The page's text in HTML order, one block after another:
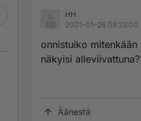
HH
2001-01-26 09:23:00
onnistuiko
näkyisi
Äänestä